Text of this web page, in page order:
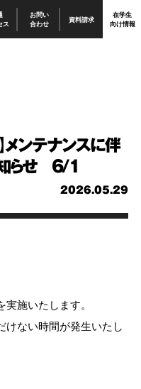
ス
お問い
合わせ 資料請求 在学生
向け情報
メンテナンスに伴
らせ 6/1
2026.05.29
施いたします。
けない時間が発生いたし